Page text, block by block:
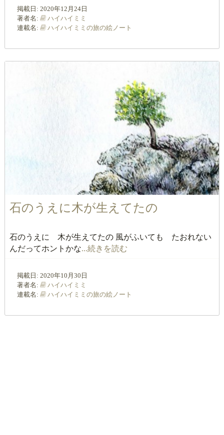
掲載日: 2020年12月24日
著者名:
ハイハイミミ
連載名:
ハイハイミミの旅の絵ノート
石のうえに木が生えてたの
石のうえに 木が生えてたの 風がふいても たおれない
んだってホントかな...続きを読む
掲載日: 2020年10月30日
著者名:
ハイハイミミ
連載名:
ハイハイミミの旅の絵ノート